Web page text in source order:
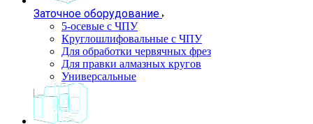
Заточное оборудование
5-осевые с ЧПУ
Круглошлифовальные с ЧПУ
Для обработки червячных фрез
Для правки алмазных кругов
Универсальные